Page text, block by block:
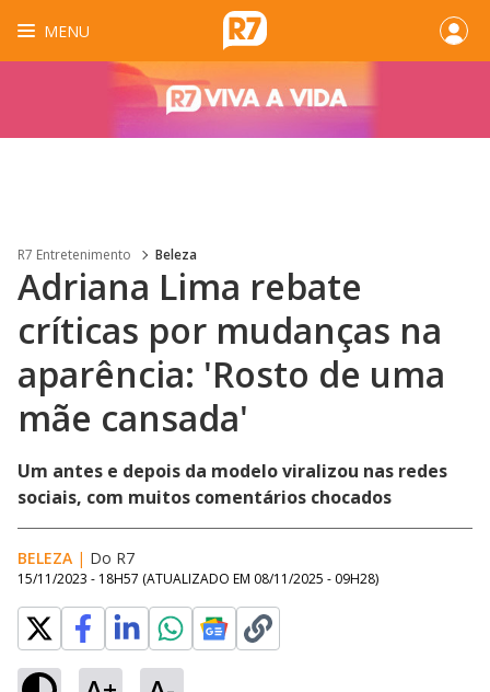
MENU
R7 Entretenimento Beleza
Adriana Lima rebate
críticas por mudanças na
aparência: 'Rosto de uma
mãe cansada'
Um antes e depois da modelo viralizou nas redes
sociais, com muitos comentários chocados
BELEZA | Do R7
15/11/2023 - 18H57 (ATUALIZADO EM 08/11/2025 - 09H28)